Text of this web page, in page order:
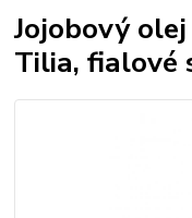
Jojobový
Tilia, fialové